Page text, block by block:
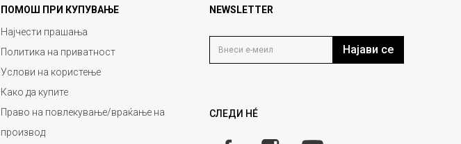
ПОМОШ ПРИ КУПУВАЊЕ
Најчести прашања
Политика на приватност
Услови на користење
Како да купите
Право на повлекување/враќање на
производ
NEWSLETTER
Најави се
СЛЕДИ НÉ